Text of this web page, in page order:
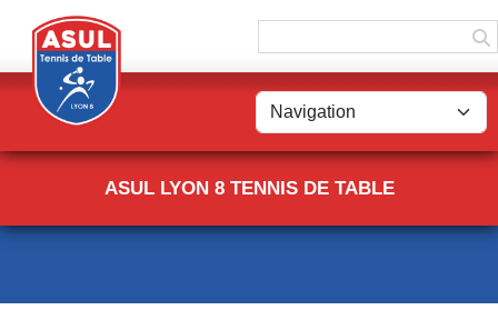
ASUL LYON 8 TENNIS DE TABLE
Panneau de gestion des cookies